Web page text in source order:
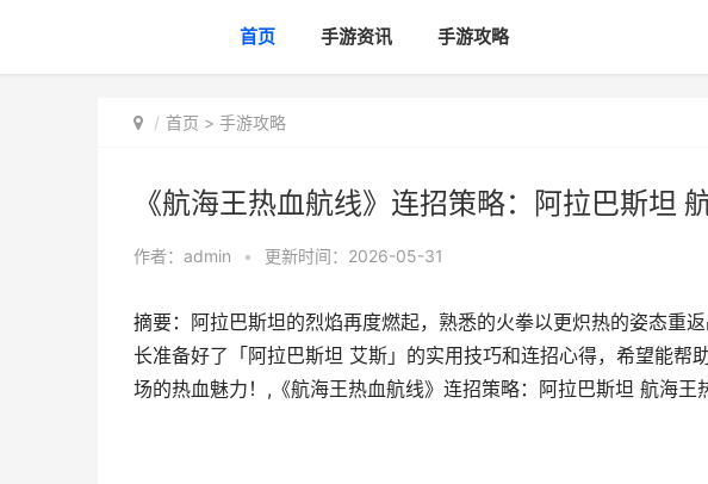
首页 手游资讯 手游攻略
首页 > 手游攻略
《航海王热血航线》连招策略：阿拉巴斯坦
作者： admin • 更新时间：2026-05-31
摘要：阿拉巴斯坦的烈焰再度燃起，熟悉的火拳以更炽热的姿态重
长准备好了「阿拉巴斯坦 艾斯」的实用技巧和连招心得，希望能帮
场的热血魅力！,《航海王热血航线》连招策略：阿拉巴斯坦 航海王